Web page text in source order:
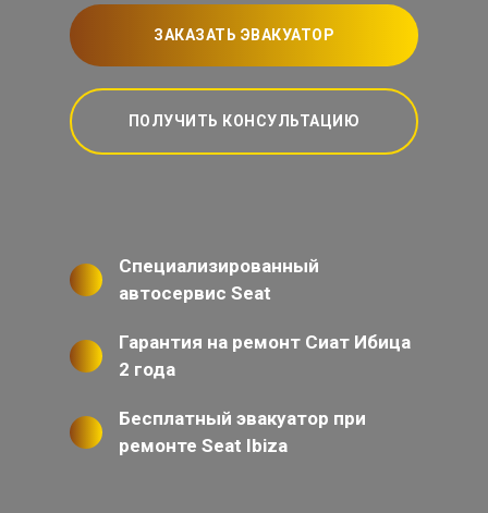
ЗАКАЗАТЬ ЭВАКУАТОР
ПОЛУЧИТЬ КОНСУЛЬТАЦИЮ
Специализированный
автосервис Seat
Гарантия на ремонт Сиат Ибица
2 года
Бесплатный эвакуатор при
ремонте Seat Ibiza